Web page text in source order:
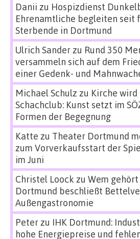
Danii zu Hospizdienst
Ehrenamtliche begleiten seit
Sterbende in Dortmund
Ulrich Sanderzu Rund 350
versammeln sich auf dem
einer Gedenk- und
Michael Schulz zu Kirche wird
Schachclub: Kunst setzt im
Formen der Begegnung
Katte zu Theater Dortmund
zum Vorverkaufsstart der
im Juni
Christel Loock zu Wem
Dortmund beschließt
Außengastronomie
Peterzu IHK Dortmund:
hohe Energiepreise und